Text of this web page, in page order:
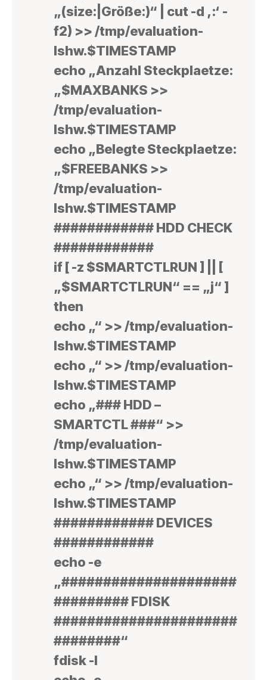
„(size:|Größe:)“ | cut -d ‚:‘ -
f2) >> /tmp/evaluation-
lshw.$TIMESTAMP
echo „Anzahl Steckplaetze:
„$MAXBANKS >>
/tmp/evaluation-
lshw.$TIMESTAMP
echo „Belegte Steckplaetze:
„$FREEBANKS >>
/tmp/evaluation-
lshw.$TIMESTAMP
############ HDD CHECK
############
if [ -z $SMARTCTLRUN ] || [
„$SMARTCTLRUN“ == „j“ ]
then
echo „“ >> /tmp/evaluation-
lshw.$TIMESTAMP
echo „“ >> /tmp/evaluation-
lshw.$TIMESTAMP
echo „### HDD –
SMARTCTL ###“ >>
/tmp/evaluation-
lshw.$TIMESTAMP
echo „“ >> /tmp/evaluation-
lshw.$TIMESTAMP
############ DEVICES
############
echo -e
„#####################
######### FDISK
######################
########“
fdisk -l